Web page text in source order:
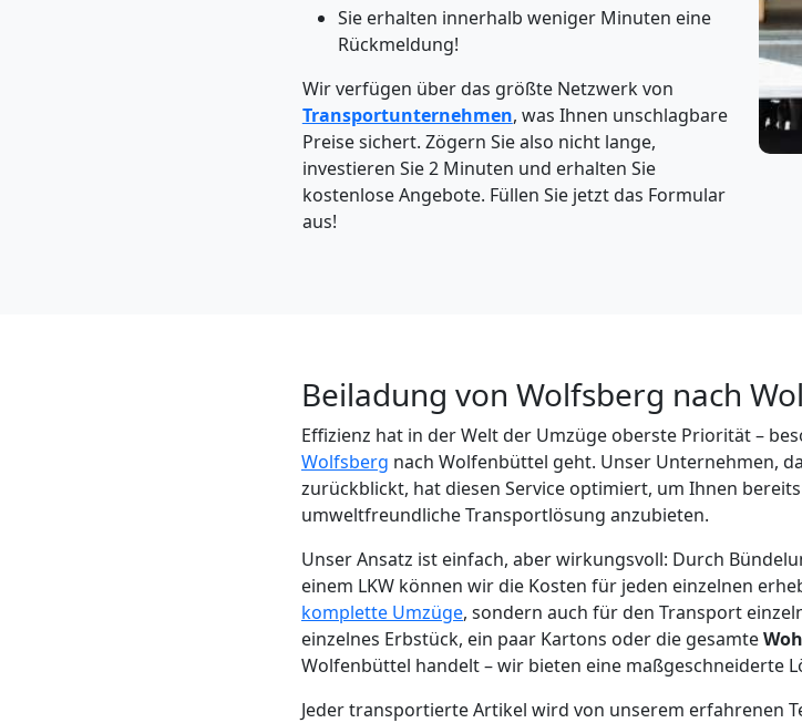
Sie erhalten innerhalb weniger Minuten eine
Rückmeldung!
Wir verfügen über das größte Netzwerk von
Transportunternehmen, was Ihnen unschlagbare
Preise sichert. Zögern Sie also nicht lange,
investieren Sie 2 Minuten und erhalten Sie
kostenlose Angebote. Füllen Sie jetzt das Formular
aus!
Beiladung von Wolfsberg nach
Effizienz hat in der Welt der Umzüge oberste Priorität –
Wolfsberg nach Wolfenbüttel geht. Unser Unternehmen,
zurückblickt, hat diesen Service optimiert, um Ihnen
umweltfreundliche Transportlösung anzubieten.
Unser Ansatz ist einfach, aber wirkungsvoll: Durch
einem LKW können wir die Kosten für jeden einzelnen
komplette Umzüge, sondern auch für den Transport
einzelnes Erbstück, ein paar Kartons oder die gesamte
Wolfenbüttel handelt – wir bieten eine maßgeschneiderte
Jeder transportierte Artikel wird von unserem erfahrenen